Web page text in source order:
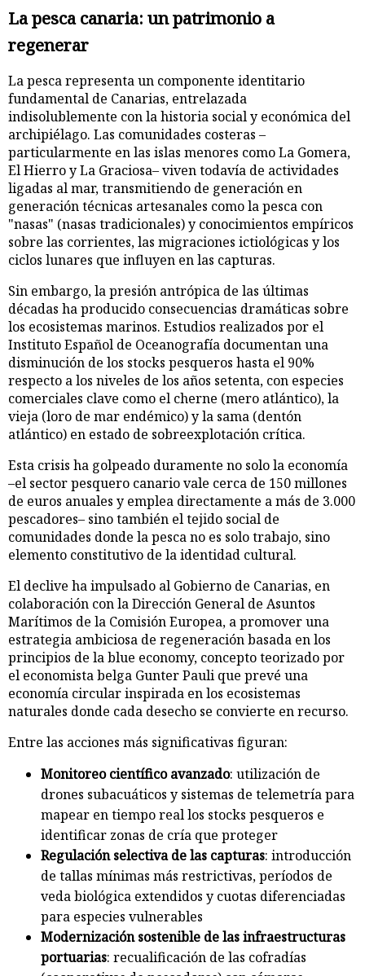
La pesca canaria: un patrimonio a
regenerar
La pesca representa un componente identitario
fundamental de Canarias, entrelazada
indisolublemente con la historia social y económica del
archipiélago. Las comunidades costeras –
particularmente en las islas menores como La Gomera,
El Hierro y La Graciosa– viven todavía de actividades
ligadas al mar, transmitiendo de generación en
generación técnicas artesanales como la pesca con
"nasas" (nasas tradicionales) y conocimientos empíricos
sobre las corrientes, las migraciones ictiológicas y los
ciclos lunares que influyen en las capturas.
Sin embargo, la presión antrópica de las últimas
décadas ha producido consecuencias dramáticas sobre
los ecosistemas marinos. Estudios realizados por el
Instituto Español de Oceanografía documentan una
disminución de los stocks pesqueros hasta el 90%
respecto a los niveles de los años setenta, con especies
comerciales clave como el cherne (mero atlántico), la
vieja (loro de mar endémico) y la sama (dentón
atlántico) en estado de sobreexplotación crítica.
Esta crisis ha golpeado duramente no solo la economía
–el sector pesquero canario vale cerca de 150 millones
de euros anuales y emplea directamente a más de 3.000
pescadores– sino también el tejido social de
comunidades donde la pesca no es solo trabajo, sino
elemento constitutivo de la identidad cultural.
El declive ha impulsado al Gobierno de Canarias, en
colaboración con la Dirección General de Asuntos
Marítimos de la Comisión Europea, a promover una
estrategia ambiciosa de regeneración basada en los
principios de la blue economy, concepto teorizado por
el economista belga Gunter Pauli que prevé una
economía circular inspirada en los ecosistemas
naturales donde cada desecho se convierte en recurso.
Entre las acciones más significativas figuran:
Monitoreo científico avanzado: utilización de
drones subacuáticos y sistemas de telemetría para
mapear en tiempo real los stocks pesqueros e
identificar zonas de cría que proteger
Regulación selectiva de las capturas: introducción
de tallas mínimas más restrictivas, períodos de
veda biológica extendidos y cuotas diferenciadas
para especies vulnerables
Modernización sostenible de las infraestructuras
portuarias: recualificación de las cofradías